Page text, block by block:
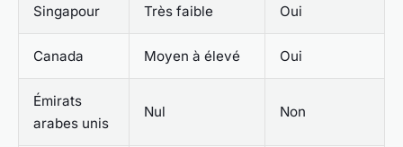
Singapour Très faible Oui
Canada Moyen à élevé Oui
Émirats
arabes unis
Nul Non